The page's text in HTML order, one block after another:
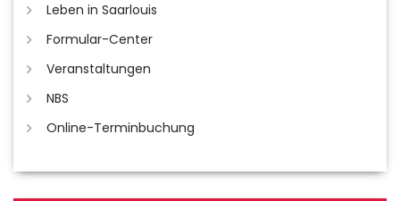
Leben in Saarlouis
Formular-Center
Veranstaltungen
NBS
Online-Terminbuchung